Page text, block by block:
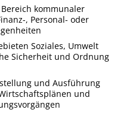
kommunaler
, Personal- oder
Soziales, Umwelt
Sicherheit und Ordnung
und Ausführung
und